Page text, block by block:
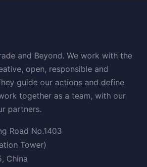
and Beyond. We work with the
open, responsible and
guide our actions and define
together as a team, with our
partners.
Road No.1403
Tower)
China